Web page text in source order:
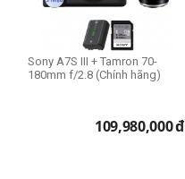
Sony A7S III + Tamron 70-
180mm f/2.8 (Chính hãng)
109,980,000đ